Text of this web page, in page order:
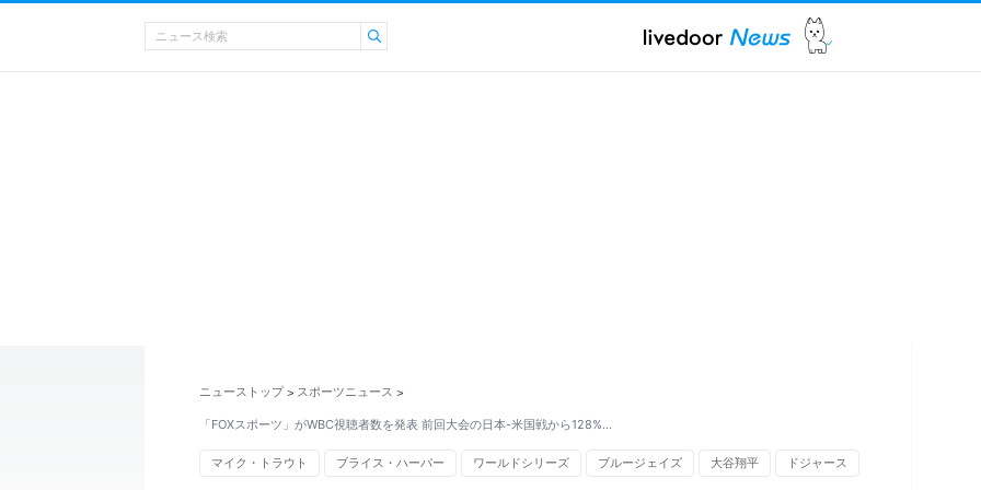
ニューストップ > スポーツニュース >
「FOXスポーツ」がWBC視聴者数を発表 前回大会の日本-米国戦から128%…
マイク・トラウト ブライス・ハーパー ワールドシリーズ ブルージェイズ 大谷翔平 ドジャース